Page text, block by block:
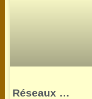
Réseaux …